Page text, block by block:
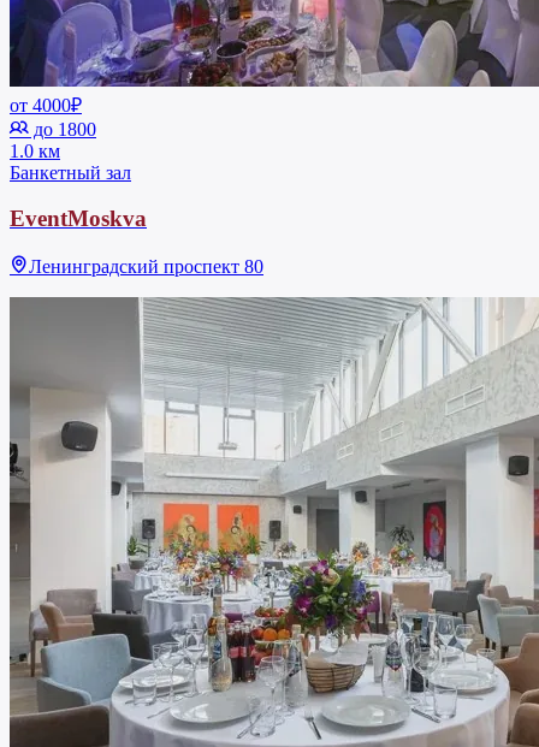
от 4000₽
до 1800
1.0 км
Банкетный зал
EventMoskva
Ленинградский проспект 80